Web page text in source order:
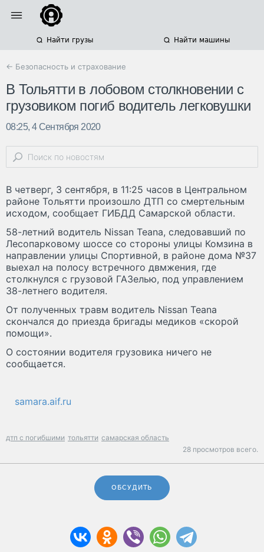
Найти грузы Найти машины
← Безопасность и страхование
В Тольятти в лобовом столкновении с
грузовиком погиб водитель легковушки
08:25, 4 Сентября 2020
В четверг, 3 сентября, в 11:25 часов в Центральном
районе Тольятти произошло ДТП со смертельным
исходом, сообщает ГИБДД Самарской области.
58-летний водитель Nissan Teana, следовавший по
Лесопарковому шоссе со стороны улицы Комзина в
направлении улицы Спортивной, в районе дома №37
выехал на полосу встречного двмжения, где
столкнулся с грузовой ГАЗелью, под управлением
38-летнего водителя.
От полученных травм водитель Nissan Teana
скончался до приезда бригады медиков «скорой
помощи».
О состоянии водителя грузовика ничего не
сообщается.
samara.aif.ru
дтп с погибшими тольятти самарская область
28 просмотров всего.
ОБСУДИТЬ